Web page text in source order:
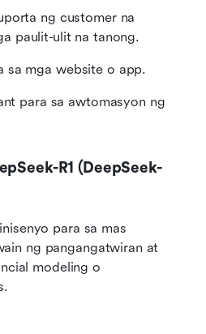
ng customer na
paulit-ulit na tanong.
sa mga website o app.
para sa awtomasyon ng
R1 (DeepSeek-
para sa mas
ng pangangatwiran at
modeling o